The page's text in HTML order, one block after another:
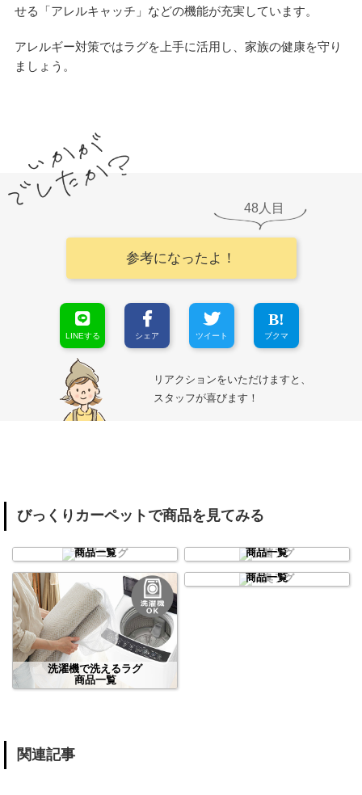
せる「アレルキャッチ」などの機能が充実しています。
アレルギー対策ではラグを上手に活用し、家族の健康を守り
ましょう。
参考になったよ！
48
LINEする シェア ツイート ブクマ
リアクションをいただけますと、
スタッフが喜びます！
びっくりカーペットで商品を見てみる
商品一覧
商品一覧
洗濯機で洗えるラグ
商品一覧
消臭ラグ
商品一覧
関連記事